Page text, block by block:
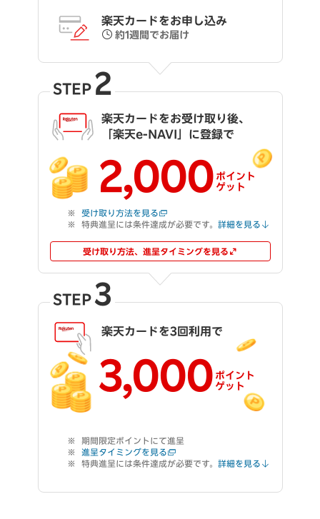
楽天カードをお申し込み
約1週間でお届け
STEP 2
楽天カードをお受け取り後、
「楽天e-NAVI」に登録で
2,000 ポイント
ゲット
受け取り方法を見る
特典進呈には条件達成が必要です。 詳細を見る
受け取り方法、進呈タイミングを見る
STEP 3
楽天カードを3回利用で
3,000 ポイント
ゲット
期間限定ポイントにて進呈
進呈タイミングを見る
特典進呈には条件達成が必要です。 詳細を見る